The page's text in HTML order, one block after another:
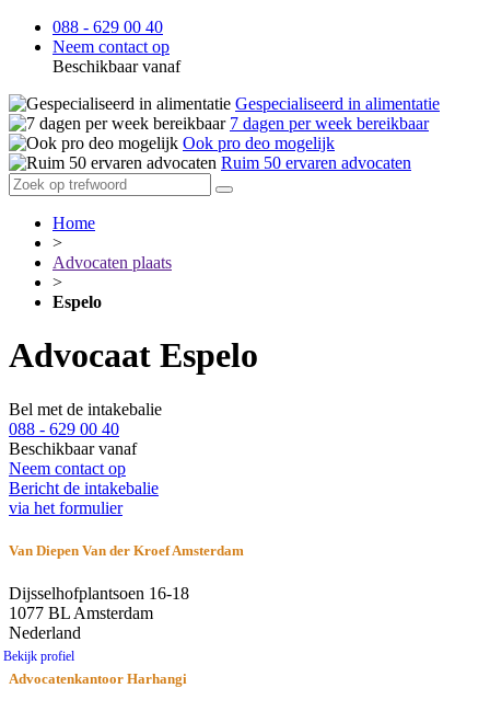
088 - 629 00 40
Neem contact op
Beschikbaar vanaf
Gespecialiseerd in alimentatie
7 dagen per week bereikbaar
Ook pro deo mogelijk
Ruim 50 ervaren advocaten
Home
>
Advocaten plaats
>
Espelo
Advocaat Espelo
Bel met de intakebalie
088 - 629 00 40
Beschikbaar vanaf
Neem contact op
Bericht de intakebalie
via het formulier
Van Diepen Van der Kroef Amsterdam
Dijsselhofplantsoen 16-18
1077 BL Amsterdam
Nederland
Bekijk profiel
Advocatenkantoor Harhangi